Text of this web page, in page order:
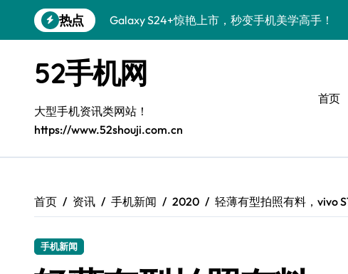
到
热点
Galaxy S24+惊艳上市，秒变手机美学高手！
Galaxy A56 5G登场，时尚旗舰新体验！
Galaxy Z Flip6：折叠时尚，尽享炫美新体验
三星Galaxy S26发布：一键解锁个性美
Galaxy S25美颜秘籍：个性定制炫酷玩法
Galaxy C55 5G登场，演绎三星美学新巅峰！
52手机网
大型手机资讯类网站！
https://www.52shouji.com.cn
首页
首页 资讯 手机新闻 2020 轻薄有型拍照有料，vivo
手机新闻